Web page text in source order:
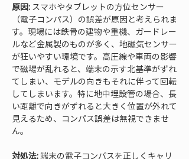
原因: スマホやタブレットの方位センサー
（電子コンパス）の誤差が原因と考えられま
す。現場には鉄骨の建物や重機、ガードレー
ルなど金属製のものが多く、地磁気センサー
が狂いやすい環境です。高圧線や車両の影響
で磁場が乱れると、端末の示す北基準がずれ
てしまい、モデルの向きもそれに伴って回転
してしまいます。特に地中埋設管の場合、長
い距離で向きがずれると大きく位置が外れて
見えるため、コンパス誤差は無視できませ
ん。
対処法: 端末の電子コンパスを正しくキャリ